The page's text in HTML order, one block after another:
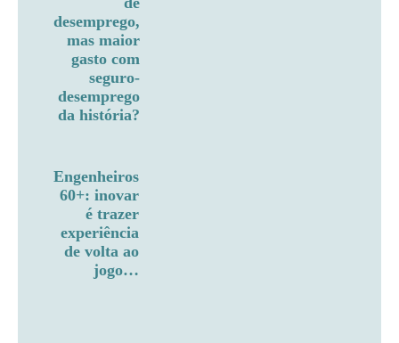
desemprego,
mas maior
gasto com
seguro-
desemprego
da história?
Engenheiros
60+: inovar
é trazer
experiência
de volta ao
jogo…